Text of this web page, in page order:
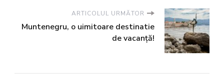
ARTICOLUL URMĂTOR
Muntenegru, o uimitoare destinatie
de vacanță!